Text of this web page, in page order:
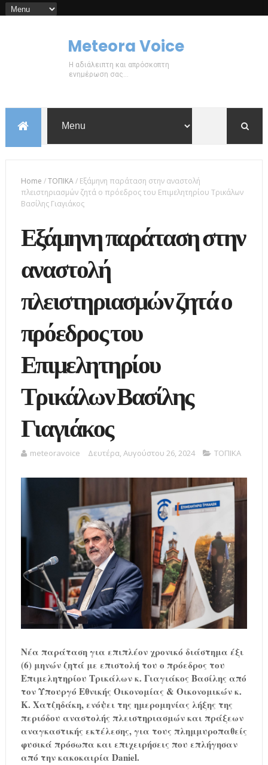
Meteora Voice
Η αδιάλειπτη και απρόσκοπτη
ενημέρωση σας...
Home /ΤΟΠΙΚΑ/ Εξάμηνη παράταση στην αναστολή
πλειστηριασμών ζητά ο πρόεδρος του Επιμελητηρίου Τρικάλων
Βασίλης Γιαγιάκος
Εξάμηνη παράταση στην
αναστολή
πλειστηριασμών ζητά ο
πρόεδρος του
Επιμελητηρίου
Τρικάλων Βασίλης
Γιαγιάκος
meteoravoice Δευτέρα, Αυγούστου 26, 2024 ΤΟΠΙΚΑ
Νέα παράταση για επιπλέον χρονικό διάστημα έξι
(6) μηνών ζητά με επιστολή του ο πρόεδρος του
Επιμελητηρίου Τρικάλων κ. Γιαγιάκος Βασίλης από
τον Υπουργό Εθνικής Οικονομίας & Οικονομικών κ.
Κ. Χατζηδάκη, ενόψει της ημερομηνίας λήξης της
περιόδου αναστολής πλειστηριασμών και πράξεων
αναγκαστικής εκτέλεσης, για τους πλημμυροπαθείς
φυσικά πρόσωπα και επιχειρήσεις που επλήγησαν
από την κακοκαιρία Daniel.